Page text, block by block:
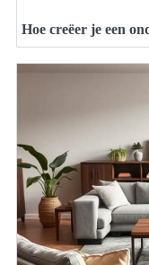
Hoe creëer je een